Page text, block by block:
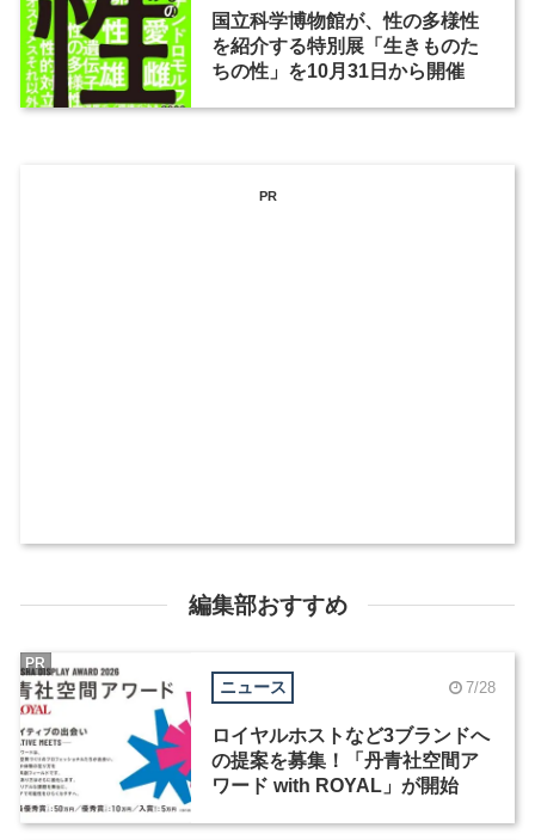
国立科学博物館が、性の多様性
を紹介する特別展「生きものた
ちの性」を10月31日から開催
PR
編集部おすすめ
ニュース 7/28
ロイヤルホストなど3ブランドへ
の提案を募集！「丹青社空間ア
ワード with ROYAL」が開始
PR